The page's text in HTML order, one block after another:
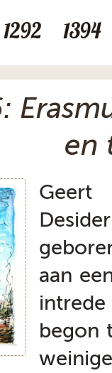
1292 1394
en
aan
begon